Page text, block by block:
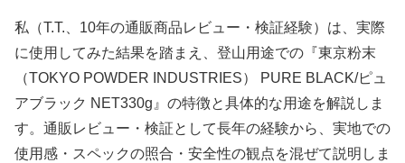
私（T.T.、10年の通販商品レビュー・検証経験）は、実際
に使用してみた結果を踏まえ、登山用途での『東京粉末
（TOKYO POWDER INDUSTRIES） PURE BLACK/ピュ
アブラック NET330g』の特徴と具体的な用途を解説しま
す。通販レビュー・検証として長年の経験から、実地での
使用感・スペックの照合・安全性の観点を混ぜて説明しま